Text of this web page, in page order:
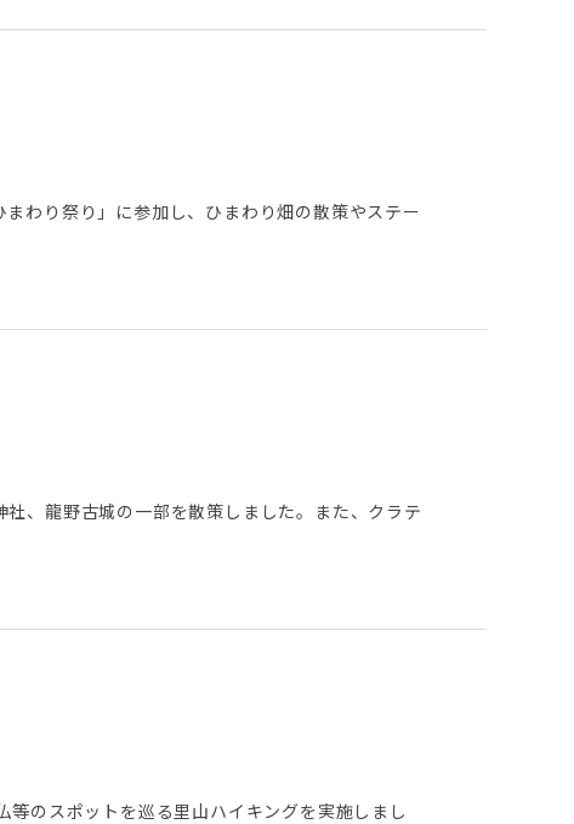
わり祭り」に参加し、ひまわり畑の散策やステー
、龍野古城の一部を散策しました。また、クラテ
等のスポットを巡る里山ハイキングを実施しまし